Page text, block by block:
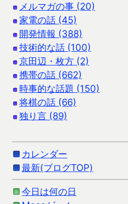
メルマガの事 (20)
家電の話 (45)
開発情報 (388)
技術的な話 (100)
京田辺・枚方 (2)
携帯の話 (662)
時事的な話題 (150)
将棋の話 (66)
独り言 (89)
カレンダー
最新(ブログTOP)
今日は何の日